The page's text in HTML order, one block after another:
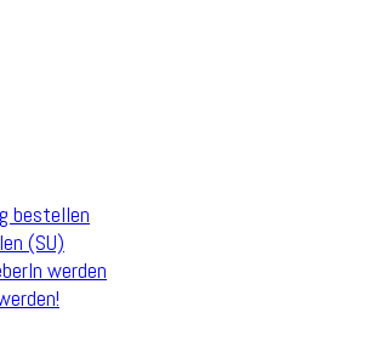
bestellen
(SU)
werden